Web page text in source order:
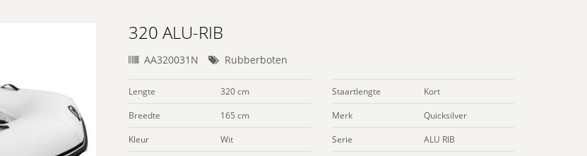
320 ALU-RIB
AA320031N Rubberboten
Lengte
320 cm
Breedte
165 cm
Kleur
Wit
Staartlengte
Kort
Merk
Quicksilver
Serie
ALU RIB